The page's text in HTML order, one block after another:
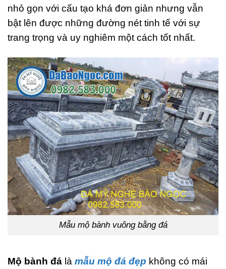
nhỏ gọn với cấu tạo khá đơn giản nhưng vẫn
bật lên được những đường nét tinh tế với sự
trang trọng và uy nghiêm một cách tốt nhất.
Mẫu mộ bành vuông bằng đá
Mộ bành đá là mẫu mộ đá đẹp không có mái